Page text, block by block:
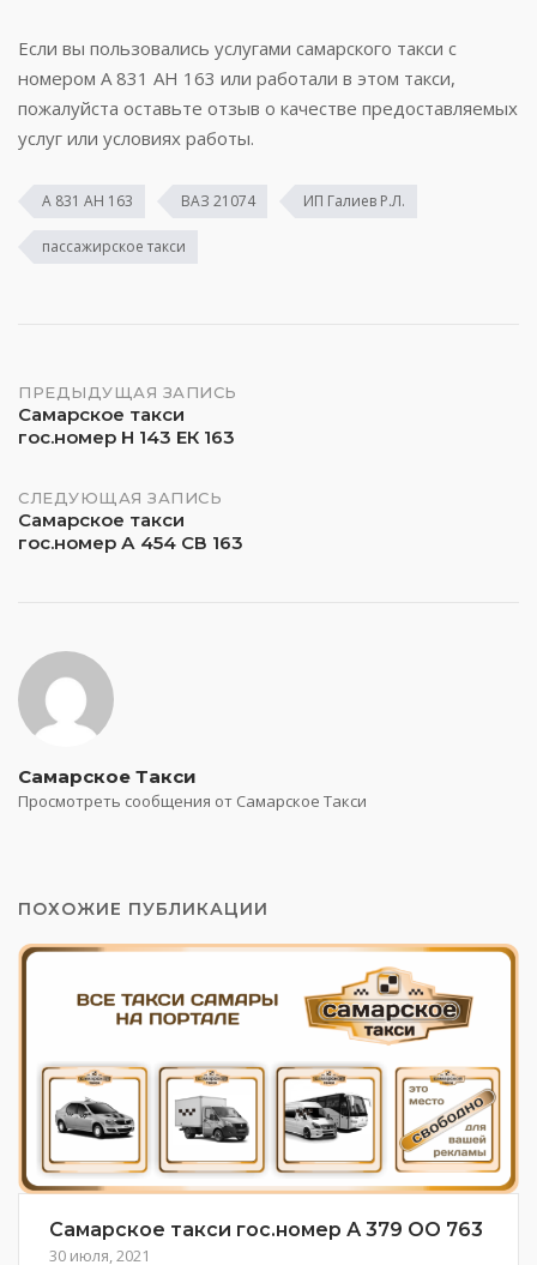
Если вы пользовались услугами самарского такси с
номером А 831 АН 163 или работали в этом такси,
пожалуйста оставьте отзыв о качестве предоставляемых
услуг или условиях работы.
А 831 АН 163 ВАЗ 21074 ИП Галиев Р.Л.
пассажирское такси
Навигация
по
записям
ПРЕДЫДУЩАЯ ЗАПИСЬ
Самарское такси
гос.номер Н 143 ЕК 163
СЛЕДУЮЩАЯ ЗАПИСЬ
Самарское такси
гос.номер А 454 СВ 163
Самарское Такси
Просмотреть сообщения от Самарское Такси
ПОХОЖИЕ ПУБЛИКАЦИИ
Самарское такси гос.номер А 379 ОО 763
30 июля, 2021